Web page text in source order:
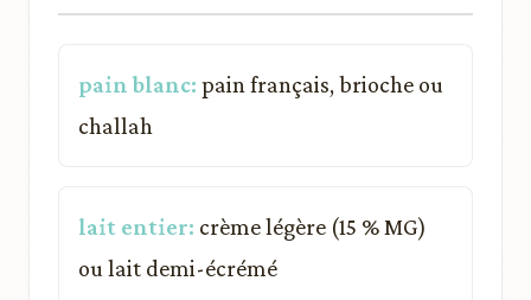
pain blanc: pain français, brioche ou
challah
lait entier: crème légère (15 % MG)
ou lait demi-écrémé